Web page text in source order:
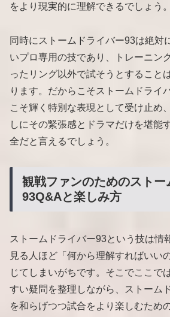
をより現実的に理解できるでしょう。
同時にストームドライバー93は絶対
いプロ専用の技であり、トレーニン
ったリング以外で試そうとすること
ります。だからこそストームドライ
こそ輝く特別な表現として受け止め
しにその緊張感とドラマだけを堪能
全だと言えるでしょう。
観戦ファンのためのストー
93Q&Aと楽しみ方
ストームドライバー93という技は情
見る人ほど「何から理解すればいい
じてしまいがちです。そこでここで
すい疑問を整理しながら、ストーム
を和らげつつ試合をより楽しむため